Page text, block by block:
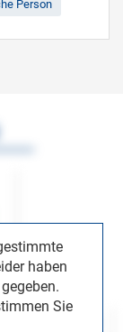
Person
haben
Sie